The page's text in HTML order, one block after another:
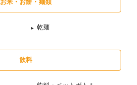
お米・お餅・麺類
乾麺
飲料